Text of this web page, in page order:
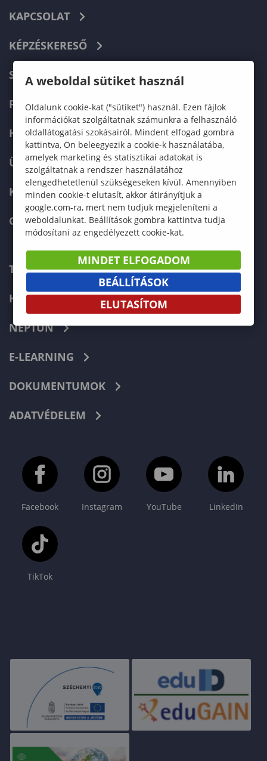
KAPCSOLAT
KÉPZÉSKERESŐ
SZERVEZETI FELÉPÍTÉS
FELVÉTELIZŐKNEK
HALLGATÓKNAK
ÜZLETI PARTNEREKNEK
KARRIER
GREEN UNIVERSITY
TELEFONKÖNYV
HIBABEJELENTÉS
NEPTUN
E-LEARNING
DOKUMENTUMOK
ADATVÉDELEM
Facebook Instagram YouTube LinkedIn
TikTok
A weboldal sütiket használ
Oldalunk cookie-kat ("sütiket") használ. Ezen fájlok
információkat szolgáltatnak számunkra a felhasználó
oldallátogatási szokásairól. Mindent elfogad gombra
kattintva, Ön beleegyezik a cookie-k használatába,
amelyek marketing és statisztikai adatokat is
szolgáltatnak a rendszer használatához
elengedhetetlenül szükségeseken kívül. Amennyiben
minden cookie-t elutasít, akkor átirányítjuk a
google.com-ra, mert nem tudjuk megjeleníteni a
weboldalunkat. Beállítások gombra kattintva tudja
módosítani az engedélyezett cookie-kat.
MINDET ELFOGADOM
BEÁLLÍTÁSOK
ELUTASÍTOM